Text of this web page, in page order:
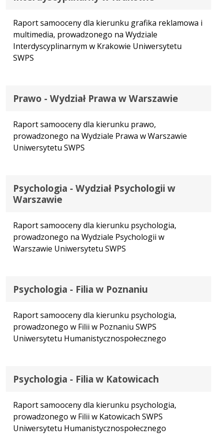
Raport samooceny dla kierunku grafika reklamowa i
multimedia, prowadzonego na Wydziale
Interdyscyplinarnym w Krakowie Uniwersytetu
SWPS
Prawo - Wydział Prawa w Warszawie
Raport samooceny dla kierunku prawo,
prowadzonego na Wydziale Prawa w Warszawie
Uniwersytetu SWPS
Psychologia - Wydział Psychologii w
Warszawie
Raport samooceny dla kierunku psychologia,
prowadzonego na Wydziale Psychologii w
Warszawie Uniwersytetu SWPS
Psychologia - Filia w Poznaniu
Raport samooceny dla kierunku psychologia,
prowadzonego w Filii w Poznaniu SWPS
Uniwersytetu Humanistycznospołecznego
Psychologia - Filia w Katowicach
Raport samooceny dla kierunku psychologia,
prowadzonego w Filii w Katowicach SWPS
Uniwersytetu Humanistycznospołecznego